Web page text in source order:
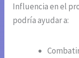
Influencia en el
podría ayudar a: